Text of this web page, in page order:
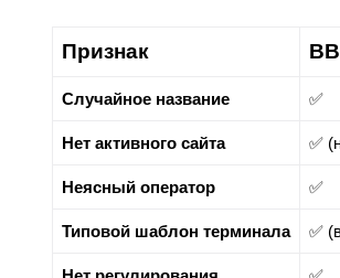
Признак
Случайное название ✅
Нет активного сайта ✅
Неясный оператор ✅
Типовой шаблон терминала ✅